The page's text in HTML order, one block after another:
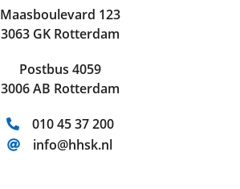
Maasboulevard 123
3063 GK Rotterdam
Postbus 4059
3006 AB Rotterdam
Telefoonnummer:
010 45 37 200
E-mailadres:
info@hhsk.nl